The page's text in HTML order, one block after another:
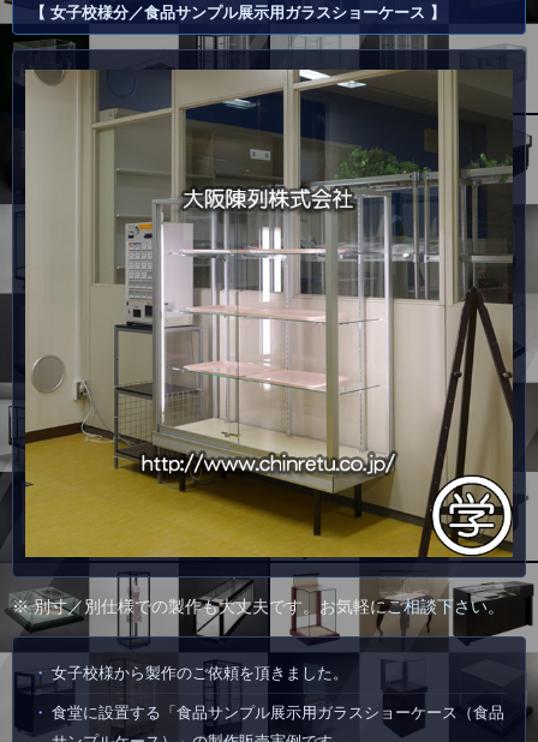
【 女子校様分／食品サンプル展示用ガラスショーケース 】
※ 別寸／別仕様での製作も大丈夫です。お気軽にご相談下さい。
女子校様から製作のご依頼を頂きました。
食堂に設置する「食品サンプル展示用ガラスショーケース（食品